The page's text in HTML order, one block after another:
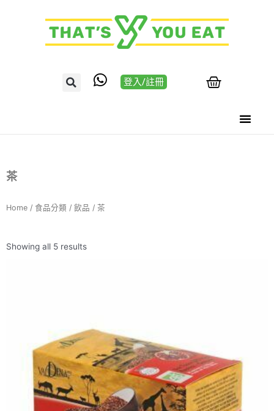
登入/註冊
茶
Home / 食品分類 / 飲品 / 茶
Showing all 5 results